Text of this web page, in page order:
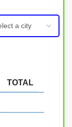
TOTAL